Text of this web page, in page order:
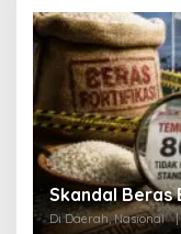
Skandal
Di Daerah, Nasional |